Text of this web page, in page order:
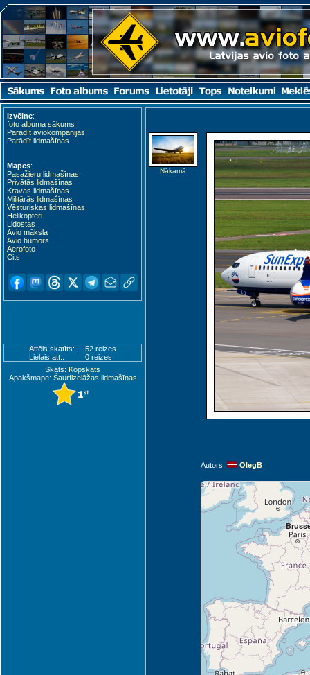
Izvēlne:
foto albuma sākums
Parādīt aviokompānijas
Parādīt lidmašīnas
Mapes:
Pasažieru lidmašīnas
Privātās lidmašīnas
Kravas lidmašīnas
Militārās lidmašīnas
Vēsturiskas lidmašīnas
Helikopteri
Lidostas
Avio māksla
Avio humors
Aerofoto
Cits
Attēls skatīts:
52 reizes
Lielais att.:
0 reizes
Skats: Kopskats
Apakšmape: Šaurfizelāžas lidmašīnas
Nākamā
Autors: OlegB